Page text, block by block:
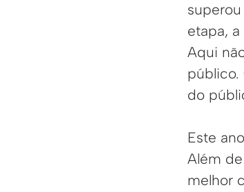
etapa,
Aqui
público.
do
Este
Além
melhor